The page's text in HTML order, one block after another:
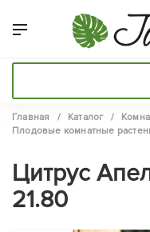
Главная / Каталог /
Плодовые комнатные
Цитрус
21.80